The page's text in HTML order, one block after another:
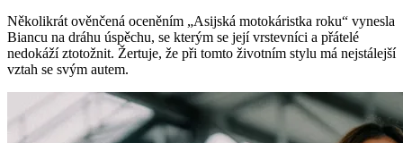
Několikrát ověnčená oceněním „Asijská motokáristka roku“ vynesla
Biancu na dráhu úspěchu, se kterým se její vrstevníci a přátelé
nedokáží ztotožnit. Žertuje, že při tomto životním stylu má nejstálejší
vztah se svým autem.